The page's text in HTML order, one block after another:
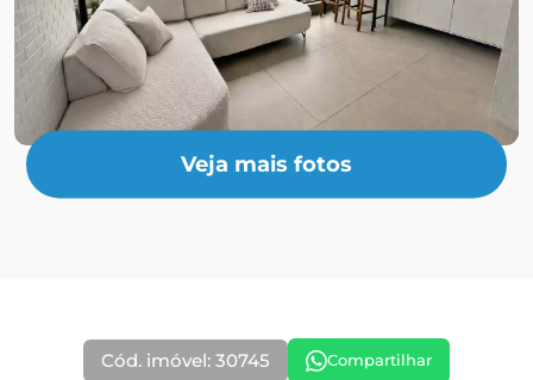
Veja mais fotos
Cód. imóvel: 30745 Compartilhar